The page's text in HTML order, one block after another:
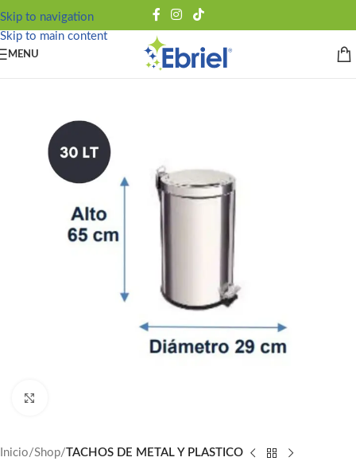
Skip to navigation
Skip to main content
MENU
Inicio Shop TACHOS DE METAL Y PLASTICO